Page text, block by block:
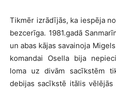
Tikmēr izrādījās, ka iespēja
bezcerīga. 1981.gadā
un abas kājas savainoja
komandai Osella bija
loma uz divām sacīkstēm
debijas sacīkstē itālis